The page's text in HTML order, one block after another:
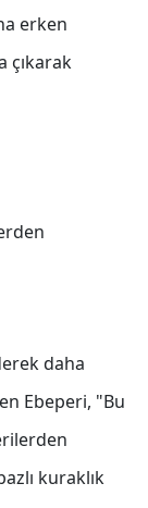
erken
çıkarak
daha
Ebeperi, "Bu
kuraklık